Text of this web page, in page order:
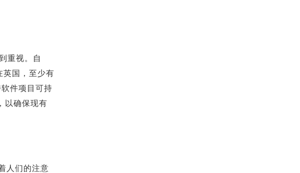
重视。自
英国，至少有
件项目可持
以确保现有
人们的注意